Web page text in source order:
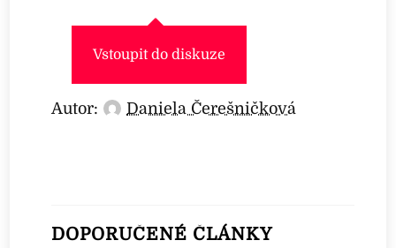
Vstoupit do diskuze
Autor: Daniela Čerešničková
DOPORUČENÉ ČLÁNKY